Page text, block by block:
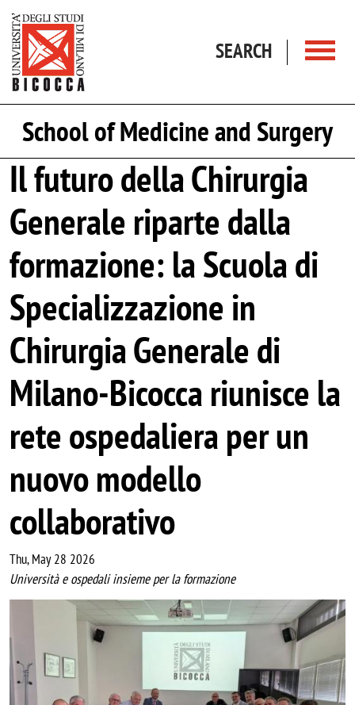
SEARCH
School of Medicine and Surgery
Il futuro della Chirurgia
Generale riparte dalla
formazione: la Scuola di
Specializzazione in
Chirurgia Generale di
Milano-Bicocca riunisce la
rete ospedaliera per un
nuovo modello
collaborativo
Thu, May 28 2026
Università e ospedali insieme per la formazione